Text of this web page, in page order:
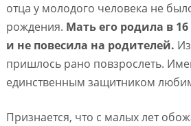
отца у молодого человека не
рождения. Мать его родила в
и не повесила на родителей.
пришлось рано повзрослеть.
единственным защитником
Признается, что с малых лет